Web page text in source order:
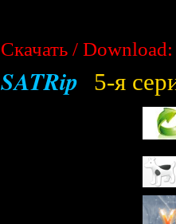
Скачать / Download:
SATRip 5-я